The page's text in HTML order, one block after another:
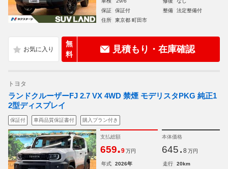
保証
保証付 整備
法定整備付
住所
東京都 町田市
無
料
見積もり・在庫確認
トヨタ
ランドクルーザーFJ 2.7 VX 4WD 禁煙 モデリスタPKG 純正1
2型ディスプレイ
保証付 車両品質保証書付 購入プラン付き
支払総額
659.9 万円
本体価格
645. 8 万円
年式 2026年 走行
20km